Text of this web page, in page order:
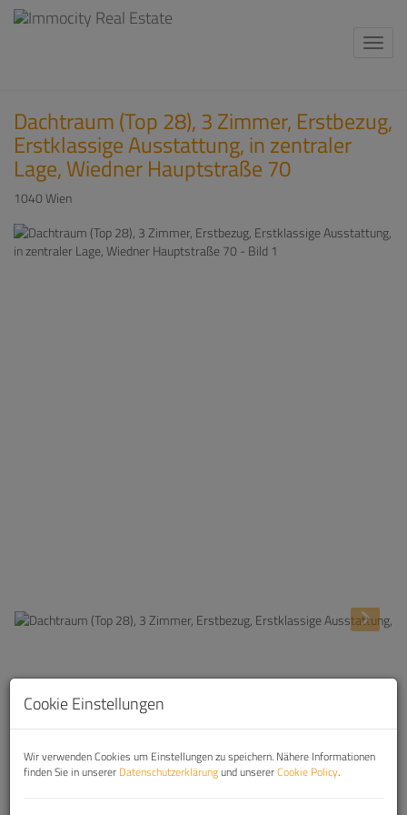
Dachtraum (Top 28), 3 Zimmer, Erstbezug,
Erstklassige Ausstattung, in zentraler
Lage, Wiedner Hauptstraße 70
1040 Wien
Hauptstraße 70''
Cookie Einstellungen
Wir verwenden Cookies um Einstellungen zu speichern. Nähere Informationen
finden Sie in unserer Datenschutzerklärungund unsererCookie Policy.